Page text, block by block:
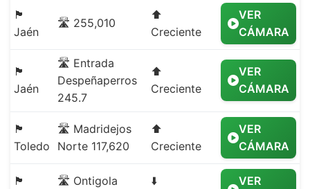
🏴
Jaén
🛣️ 255,010
⬆️
Creciente
VER
CÁMARA
🏴
Jaén
🛣️ Entrada
Despeñaperros
245.7
⬆️
Creciente
VER
CÁMARA
🏴
Toledo
🛣️ Madridejos
Norte 117,620
⬆️
Creciente
VER
CÁMARA
🏴
🛣️ Ontigola
⬇️
VER